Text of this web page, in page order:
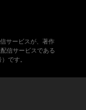
サービスが、著作
信サービスである
です。